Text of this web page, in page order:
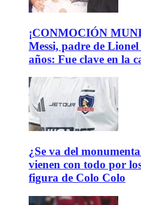
¡CONMOCIÓN
Messi, padre de Lionel
años: Fue clave en la
¿Se va del
vienen con todo por
figura de Colo Colo